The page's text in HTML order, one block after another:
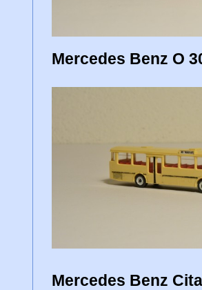
Mercedes Benz O
Mercedes Benz